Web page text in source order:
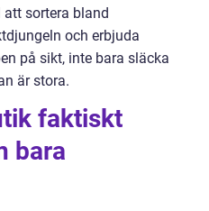
sortera bland
och erbjuda
på sikt, inte bara släcka
är stora.
faktiskt
bara